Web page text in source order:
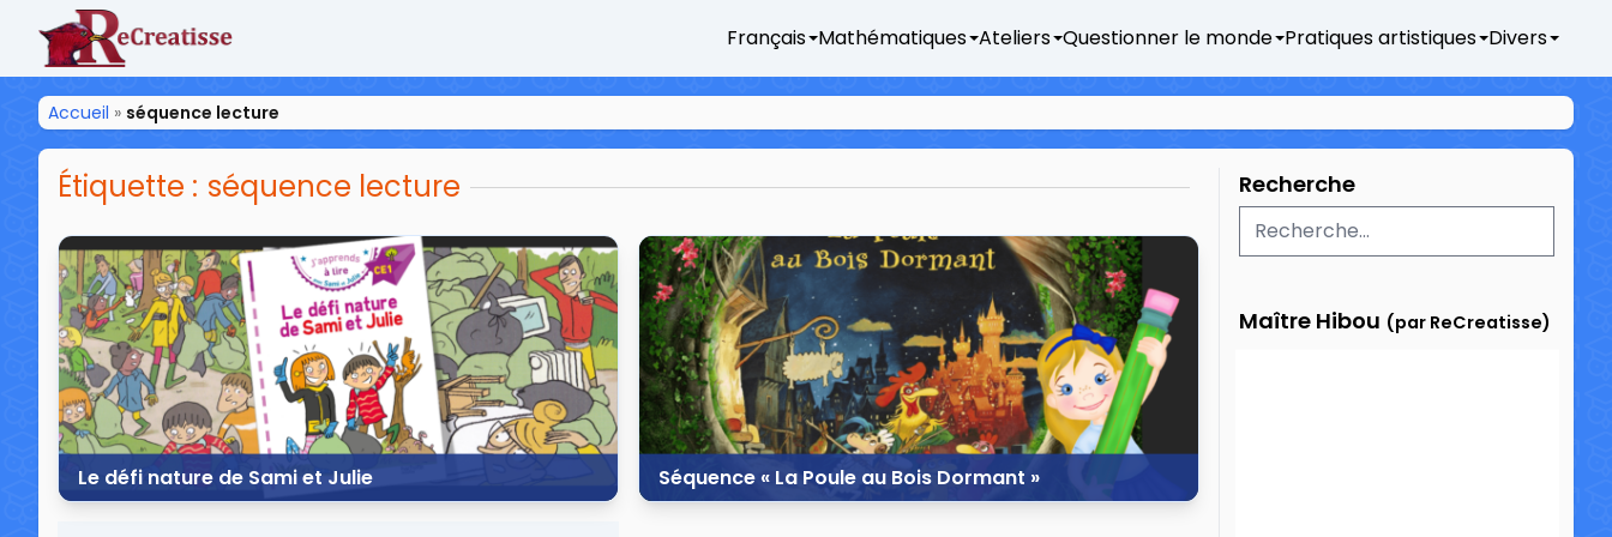
ReCreatisse
Français Mathématiques Ateliers Questionner le monde Pratiques artistiques Divers
Accueil » séquence lecture
Étiquette : séquence lecture
Le défi nature de Sami et Julie Séquence « La Poule au Bois Dormant »
Recherche
Maître Hibou (par ReCreatisse)